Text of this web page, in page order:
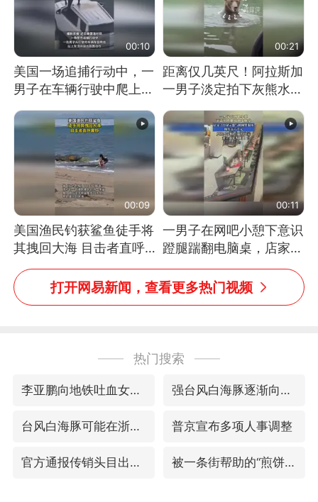
00:10
美国一场追捕行动中，一
男子在车辆行驶中爬上车
顶跳舞。（新京报）
00:21
距离仅几英尺！阿拉斯加
一男子淡定拍下灰熊水中
捕食鲑鱼全程
00:09
美国渔民钓获鲨鱼徒手将
其拽回大海 目击者直呼
震惊 （视频来源：参考
消息）
00:11
一男子在网吧小憩下意识
蹬腿踹翻电脑桌，店家3
台显示器与机械臂损坏
打开网易新闻，查看更多热门视频
热门搜索
李亚鹏向地铁吐血女孩捐99999元 强台风白海豚逐渐向我国靠近
台风白海豚可能在浙江登陆 普京宣布多项人事调整
官方通报传销头目出狱办书院 被一条街帮助的“煎饼叔叔”去世